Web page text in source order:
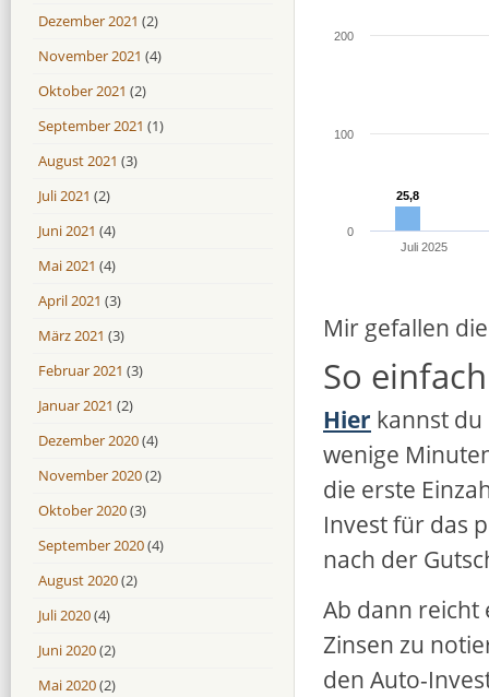
25,8
25,8
Juli 2025
0
100
200
Mir gefallen
So
Hier kannst
wenige
die erste
Invest für das
nach der
Ab dann reicht
Zinsen zu
den Auto-
Dezember 2021 (2)
November 2021 (4)
Oktober 2021 (2)
September 2021 (1)
August 2021 (3)
Juli 2021 (2)
Juni 2021 (4)
Mai 2021 (4)
April 2021 (3)
März 2021 (3)
Februar 2021 (3)
Januar 2021 (2)
Dezember 2020(4)
November 2020(2)
Oktober 2020(3)
September 2020(4)
August 2020(2)
Juli 2020(4)
Juni 2020(2)
Mai 2020(2)